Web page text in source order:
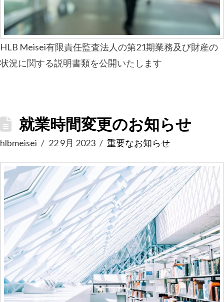
HLB Meisei有限責任監査法人の第21期業務及び財産の
状況に関する説明書類を公開いたします
就業時間変更のお知らせ
hlbmeisei 22 9月 2023 重要なお知らせ